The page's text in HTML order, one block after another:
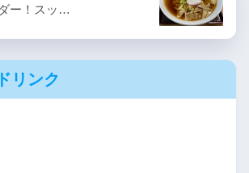
ー！スッ…
リンク